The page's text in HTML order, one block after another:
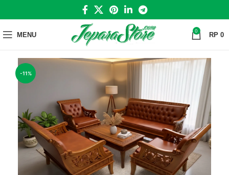
MENU 0 RP 0
-11%